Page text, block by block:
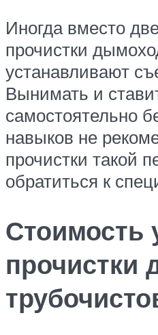
Иногда вместо
прочистки
устанавливают
Вынимать и
самостоятельно
навыков не
прочистки такой
обратиться к
Стоимость
прочистки